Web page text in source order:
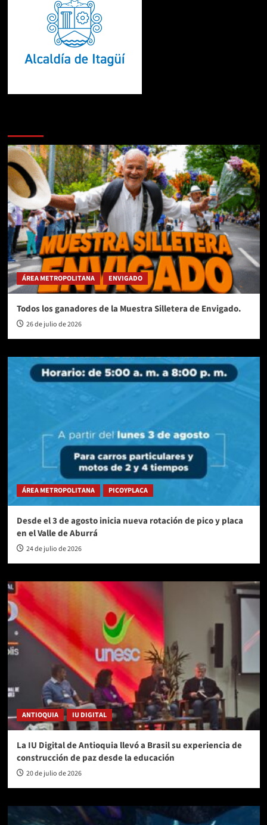
ÁREA METROPOLITANA ENVIGADO
Todos los ganadores de la Muestra Silletera de Envigado.
26 de julio de 2026
ÁREA METROPOLITANA PICOYPLACA
Desde el 3 de agosto inicia nueva rotación de pico y placa
en el Valle de Aburrá
24 de julio de 2026
ANTIOQUIA IU DIGITAL
La IU Digital de Antioquia llevó a Brasil su experiencia de
construcción de paz desde la educación
20 de julio de 2026